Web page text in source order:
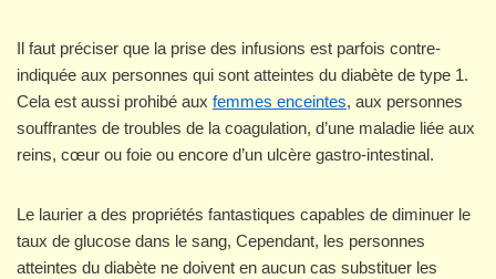
Il faut préciser que la prise des infusions est parfois contre-
indiquée aux personnes qui sont atteintes du diabète de type 1.
Cela est aussi prohibé aux femmes enceintes, aux personnes
souffrantes de troubles de la coagulation, d’une maladie liée aux
reins, cœur ou foie ou encore d’un ulcère gastro-intestinal.
Le laurier a des propriétés fantastiques capables de diminuer le
taux de glucose dans le sang, Cependant, les personnes
atteintes du diabète ne doivent en aucun cas substituer les